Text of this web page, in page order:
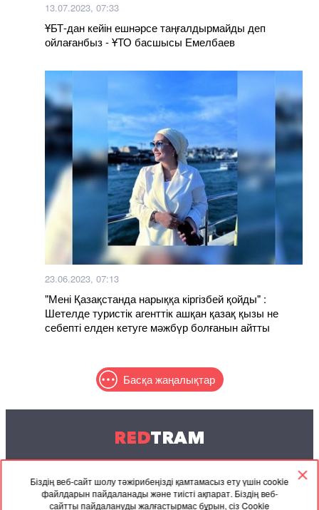
Біздің веб-сайт шолу тәжірибеңізді қамтамасыз ету үшін cookie
файлдарын пайдаланады және тиісті ақпарат. Біздің веб-
сайтты пайдалануды жалғастырмас бұрын, сіз Cookie
13.07.2023, 07:33
ҰБТ-дан кейін ешнәрсе таңғалдырмайды деп
ойлағанбыз - ҰТО басшысы Емелбаев
23.06.2023, 07:13
"Мені Қазақстанда нарыққа кіргізбей қойды" :
Шетелде туристік агенттік ашқан қазақ қызы не
себепті елден кетуге мәжбүр болғанын айтты
Басқа жаңалықтар
REDTRAM
© 2004-2026 Redtram, Ltd.
Ынтымақтастық Мұрағат Байланысу